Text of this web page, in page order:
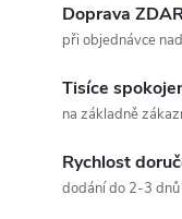
Doprava
při objednávce
Tisíce
na základně
Rychlost
dodání do 2-3